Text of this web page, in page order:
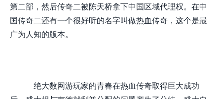
第二部，然后传奇二被陈天桥拿下中国区域代理权。在中
国传奇二还有一个很好听的名字叫做热血传奇，这个是最
广为人知的版本。
绝大数网游玩家的青春在热血传奇取得巨大成功